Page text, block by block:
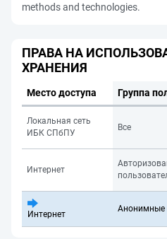
methods and technologies.
ПРАВА НА
ХРАНЕНИЯ
Место доступа Группа
Локальная сеть
ИБК СПбПУ
Все
Интернет
Интернет
Анонимные